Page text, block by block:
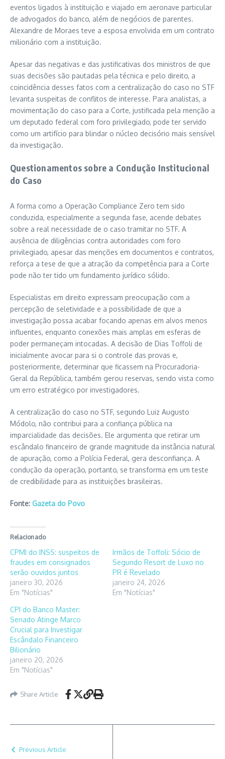
eventos ligados à instituição e viajado em aeronave particular
de advogados do banco, além de negócios de parentes.
Alexandre de Moraes teve a esposa envolvida em um contrato
milionário com a instituição.
Apesar das negativas e das justificativas dos ministros de que
suas decisões são pautadas pela técnica e pelo direito, a
coincidência desses fatos com a centralização do caso no STF
levanta suspeitas de conflitos de interesse. Para analistas, a
movimentação do caso para a Corte, justificada pela menção a
um deputado federal com foro privilegiado, pode ter servido
como um artifício para blindar o núcleo decisório mais sensível
da investigação.
Questionamentos sobre a Condução Institucional
do Caso
A forma como a Operação Compliance Zero tem sido
conduzida, especialmente a segunda fase, acende debates
sobre a real necessidade de o caso tramitar no STF. A
ausência de diligências contra autoridades com foro
privilegiado, apesar das menções em documentos e contratos,
reforça a tese de que a atração da competência para a Corte
pode não ter tido um fundamento jurídico sólido.
Especialistas em direito expressam preocupação com a
percepção de seletividade e a possibilidade de que a
investigação possa acabar focando apenas em alvos menos
influentes, enquanto conexões mais amplas em esferas de
poder permaneçam intocadas. A decisão de Dias Toffoli de
inicialmente avocar para si o controle das provas e,
posteriormente, determinar que ficassem na Procuradoria-
Geral da República, também gerou reservas, sendo vista como
um erro estratégico por investigadores.
A centralização do caso no STF, segundo Luiz Augusto
Módolo, não contribui para a confiança pública na
imparcialidade das decisões. Ele argumenta que retirar um
escândalo financeiro de grande magnitude da instância natural
de apuração, como a Polícia Federal, gera desconfiança. A
condução da operação, portanto, se transforma em um teste
de credibilidade para as instituições brasileiras.
Fonte: Gazeta do Povo
Relacionado
CPMI do INSS: suspeitos de
fraudes em consignados
serão ouvidos juntos
janeiro 30, 2026
Em "Notícias"
Irmãos de Toffoli: Sócio de
Segundo Resort de Luxo no
PR é Revelado
janeiro 24, 2026
Em "Notícias"
CPI do Banco Master:
Senado Atinge Marco
Crucial para Investigar
Escândalo Financeiro
Bilionário
janeiro 20, 2026
Em "Notícias"
Share Article
Previous Article